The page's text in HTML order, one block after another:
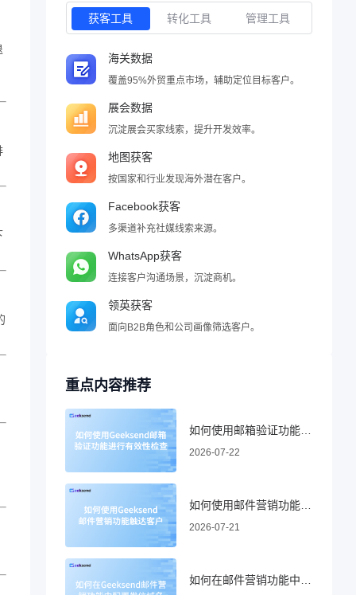
获客工具 转化工具 管理工具
海关数据
覆盖95%外贸重点市场，辅助定位目标客户。
展会数据
沉淀展会买家线索，提升开发效率。
地图获客
按国家和行业发现海外潜在客户。
Facebook获客
多渠道补充社媒线索来源。
WhatsApp获客
连接客户沟通场景，沉淀商机。
领英获客
面向B2B角色和公司画像筛选客户。
重点内容推荐
2026-07-22
2026-07-21